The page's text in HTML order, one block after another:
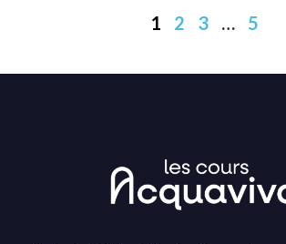
1 2 3 … 5